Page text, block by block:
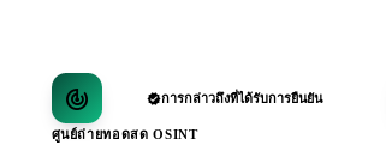
การกล่าวถึงที่ได้รับการยืนยัน
ศูนย์ถ่ายทอดสด OSINT